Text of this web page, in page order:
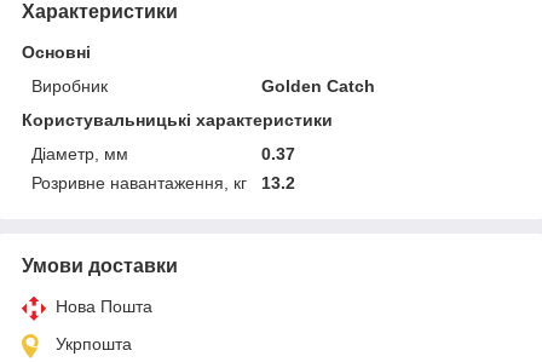
Характеристики
Основні
Виробник
Golden Catch
Користувальницькі характеристики
Діаметр, мм
0.37
Розривне навантаження, кг
13.2
Умови доставки
Нова Пошта
Укрпошта